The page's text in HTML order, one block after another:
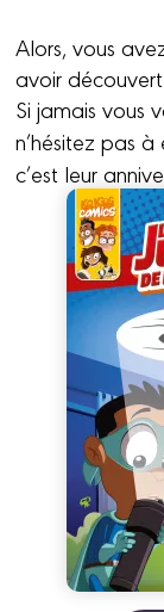
Alors, vous
avoir
Si jamais vous
n’hésitez pas
c’est leur